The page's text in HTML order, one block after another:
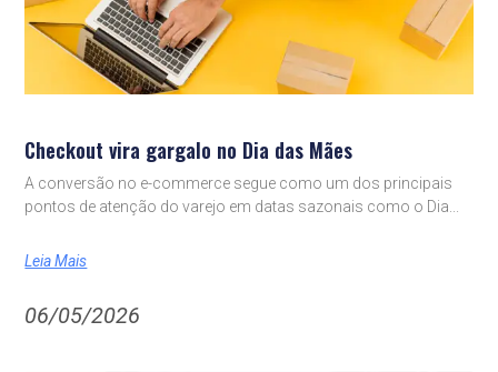
Checkout vira gargalo no Dia das Mães
A conversão no e-commerce segue como um dos principais
pontos de atenção do varejo em datas sazonais como o Dia
Leia Mais
06/05/2026